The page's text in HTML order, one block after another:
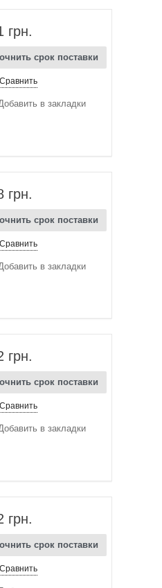
грн.
срок поставки
Сравнить
в закладки
грн.
срок поставки
Сравнить
в закладки
грн.
срок поставки
Сравнить
в закладки
грн.
срок поставки
Сравнить